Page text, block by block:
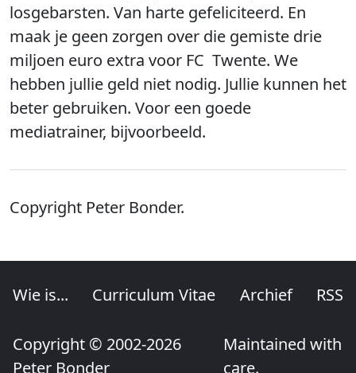
losgebarsten. Van harte gefeliciteerd. En
maak je geen zorgen over die gemiste drie
miljoen euro extra voor FC Twente. We
hebben jullie geld niet nodig. Jullie kunnen het
beter gebruiken. Voor een goede
mediatrainer, bijvoorbeeld.
Copyright Peter Bonder.
Wie is... Curriculum Vitae Archief RSS
Copyright © 2002-2026
Peter Bonder
Maintained with
care.